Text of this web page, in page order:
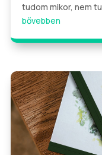
tudom mikor, nem
bővebben